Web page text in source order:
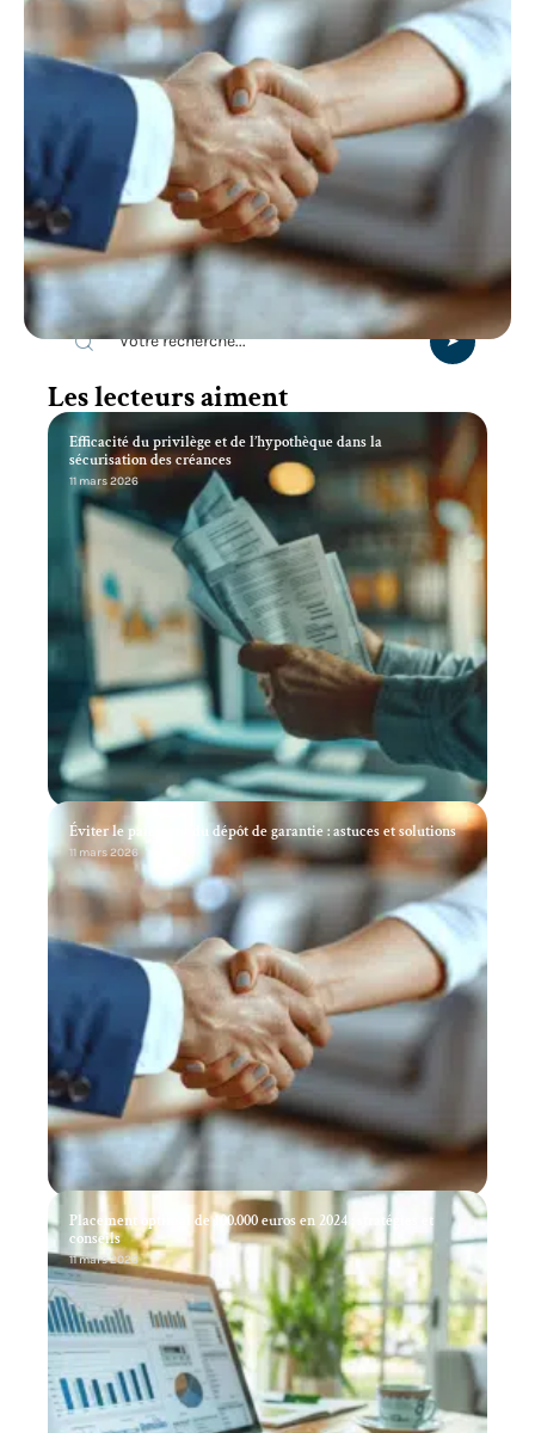
Recherche
Les lecteurs aiment
Efficacité du privilège et de l’hypothèque dans la
sécurisation des créances
11 mars 2026
Éviter le paiement du dépôt de garantie : astuces et solutions
11 mars 2026
Placement optimal de 100.000 euros en 2024 : stratégies et
conseils
11 mars 2026